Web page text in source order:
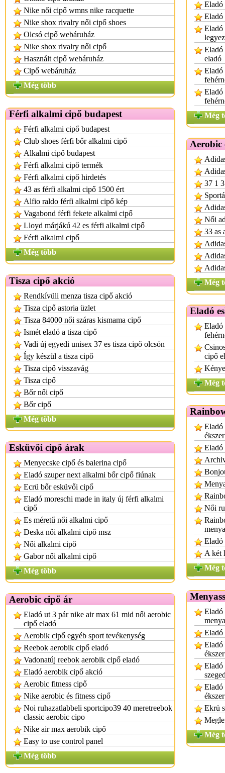
Nike női cipő wmns nike racquette
Nike shox rivalry női cipő shoes
Olcsó cipő webáruház
Nike shox rivalry női cipő
Használt cipő webáruház
Cipő webáruház
Még több
Férfi alkalmi cipő budapest
Férfi alkalmi cipő budapest
Club shoes férfi bőr alkalmi cipő
Alkalmi cipő budapest
Férfi alkalmi cipő termék
Férfi alkalmi cipő hirdetés
43 as férfi alkalmi cipő 1500 ért
Alfio raldo férfi alkalmi cipő kép
Vagabond férfi fekete alkalmi cipő
Lloyd márjákú 42 es férfi alkalmi cipő
Férfi alkalmi cipő
Még több
Tisza cipő akció
Rendkívüli menza tisza cipő akció
Tisza cipő astoria üzlet
Tisza 84000 női száras kismama cipő
Ismét eladó a tisza cipő
Vadi új egyedi unisex 37 es tisza cipő olcsón
Így készül a tisza cipő
Tisza cipő visszavág
Tisza cipő
Bőr női cipő
Bőr cipő
Még több
Esküvői cipő árak
Menyecske cipő és balerina cipő
Eladó szuper next alkalmi bőr cipő fiúnak
Ecrü bőr esküvői cipő
Eladó moreschi made in italy új férfi alkalmi
cipő
Es méretű női alkalmi cipő
Deska női alkalmi cipő msz
Női alkalmi cipő
Gabor női alkalmi cipő
Még több
Aerobic cipő ár
Eladó ut 3 pár nike air max 61 mid női aerobic
cipő eladó
Aerobik cipő egyéb sport tevékenység
Reebok aerobik cipő eladó
Vadonatúj reebok aerobik cipő eladó
Eladó aerobik cipő akció
Aerobic fitness cipő
Nike aerobic és fitness cipő
Noi ruhazatlabbeli sportcipo39 40 meretreebok
classic aerobic cipo
Nike air max aerobik cipő
Easy to use control panel
Még több
Eladó
Eladó
Eladó
Eladó
eladó
Eladó
Eladó
Még
Aerobic
37 1
Női
33 as
Még
Eladó
Eladó
cipő
Még
Eladó
Eladó
Női
Eladó
A két
Még
Eladó
Eladó
Eladó
Eladó
Eladó
Ekrü
Még